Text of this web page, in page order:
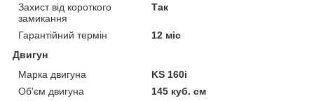
Захист від короткого
замикання
Так
Гарантійний термін
12 міс
Двигун
Марка двигуна
KS 160i
Об'єм двигуна
145 куб. см